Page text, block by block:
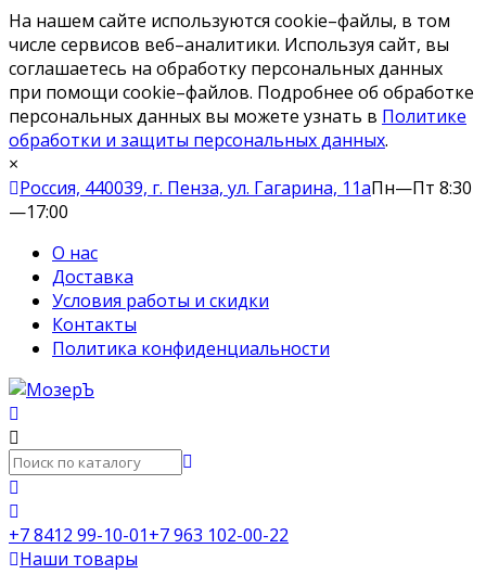
На нашем сайте используются cookie–файлы, в том
числе сервисов веб–аналитики. Используя сайт, вы
соглашаетесь на обработку персональных данных
при помощи cookie–файлов. Подробнее об обработке
персональных данных вы можете узнать в Политике
обработки и защиты персональных данных.
×
Россия, 440039, г. Пенза, ул. Гагарина, 11аПн—Пт 8:30
—17:00
О нас
Доставка
Условия работы и скидки
Контакты
Политика конфиденциальности
+7 8412 99-10-01+7 963 102-00-22
Наши товары